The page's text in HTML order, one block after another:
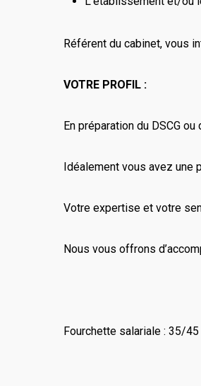
Référent du cabinet, vous
VOTRE PROFIL :
En préparation du DSCG
Idéalement vous avez une
Votre expertise et votre
Nous vous offrons
Fourchette salariale : 35/45